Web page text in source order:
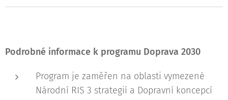
Podrobné informace k programu Doprava 2030
Program je zaměřen na oblasti vymezené
Národní RIS 3 strategií a Dopravní koncepcí